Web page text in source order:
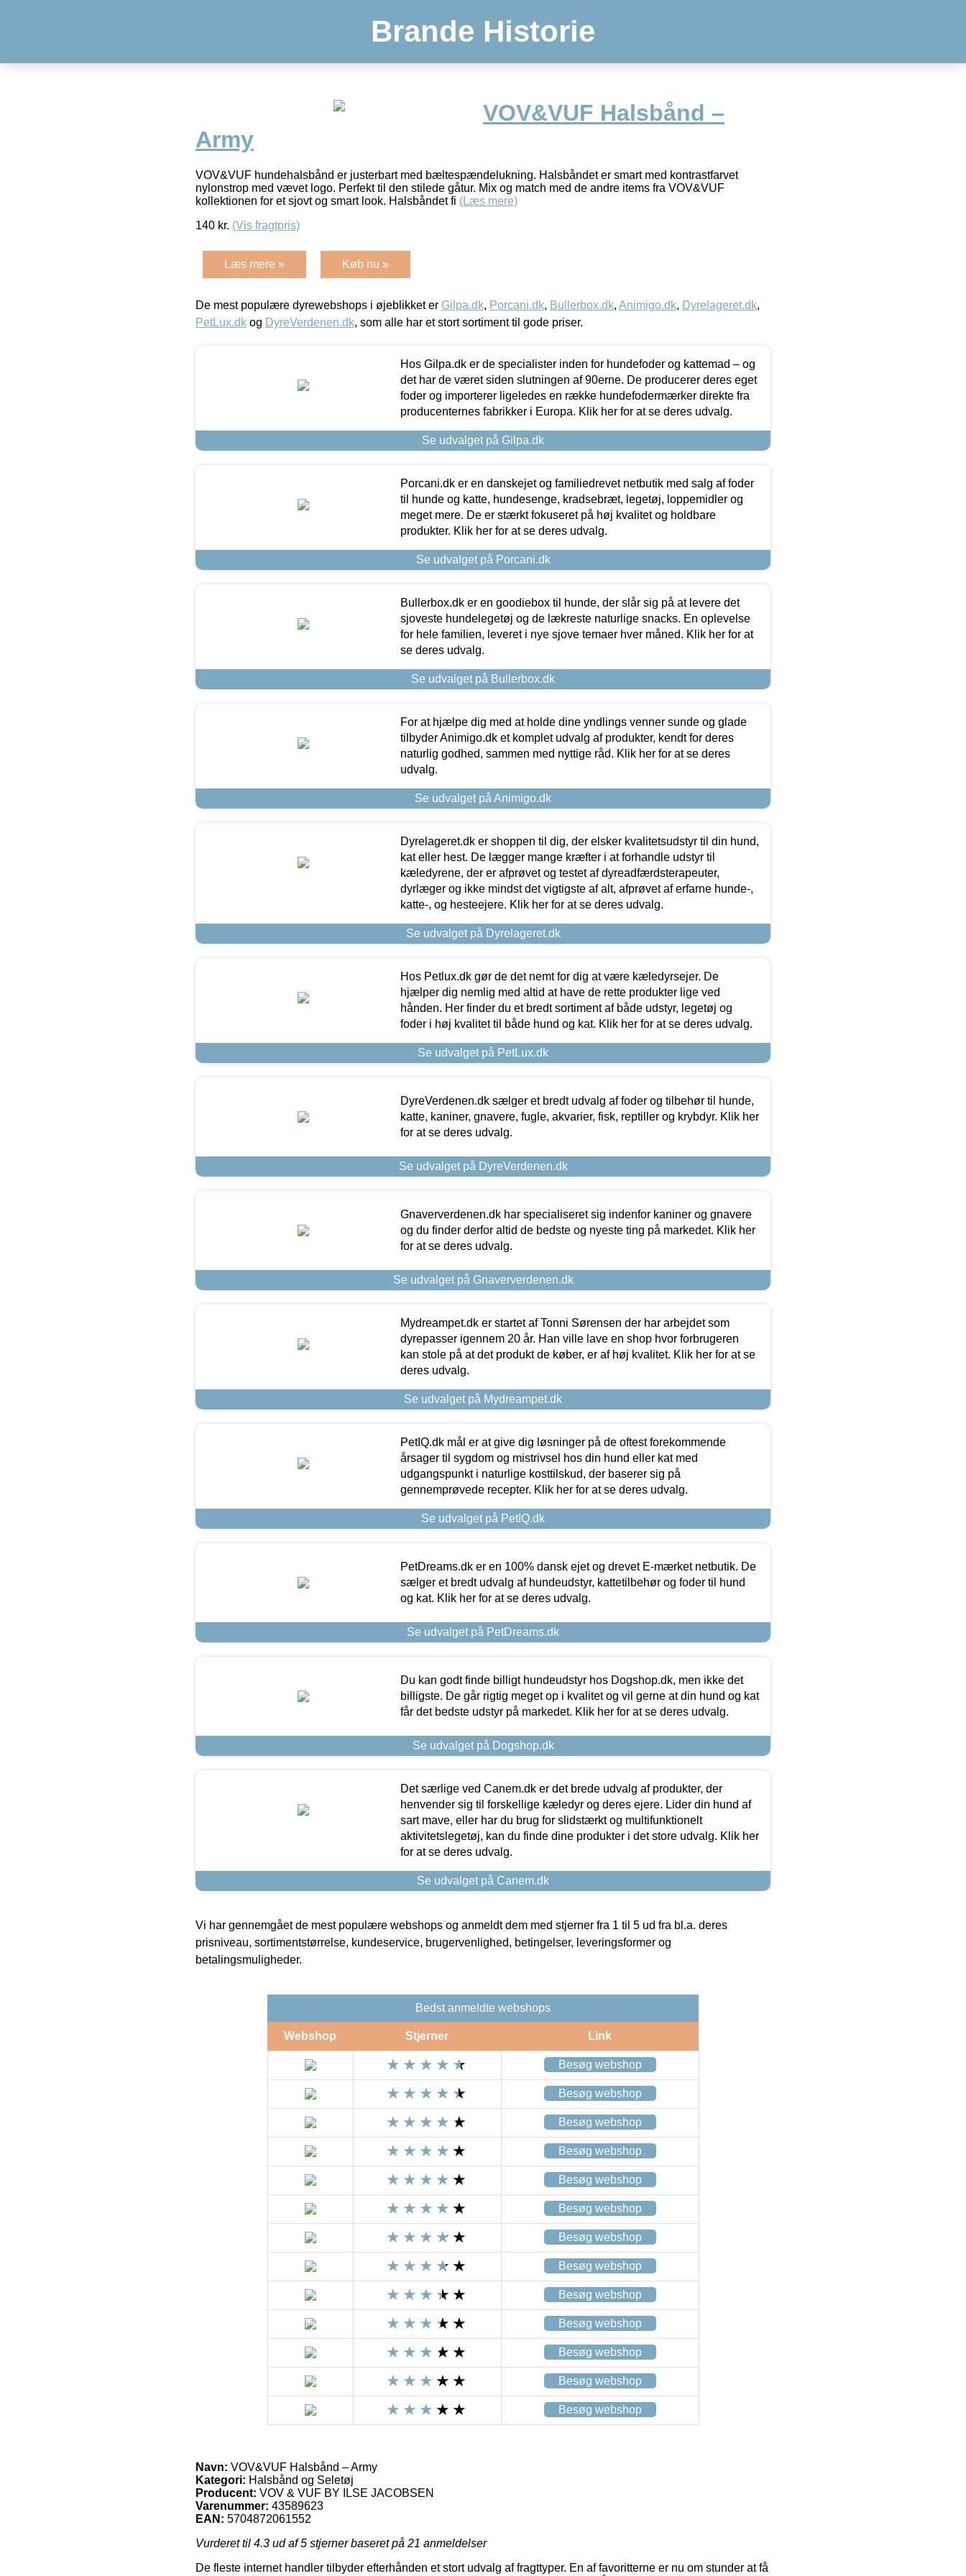
Brande Historie
VOV&VUF Halsbånd –
Army
VOV&VUF hundehalsbånd er justerbart med bæltespændelukning. Halsbåndet er smart med kontrastfarvet
nylonstrop med vævet logo. Perfekt til den stilede gåtur. Mix og match med de andre items fra VOV&VUF
kollektionen for et sjovt og smart look. Halsbåndet fi (Læs mere)
140 kr. (Vis fragtpris)
Læs mere » Køb nu »
De mest populære dyrewebshops i øjeblikket er Gilpa.dk, Porcani.dk, Bullerbox.dk, Animigo.dk, Dyrelageret.dk,
PetLux.dk og DyreVerdenen.dk, som alle har et stort sortiment til gode priser.
Hos Gilpa.dk er de specialister inden for hundefoder og kattemad – og
det har de været siden slutningen af 90erne. De producerer deres eget
foder og importerer ligeledes en række hundefodermærker direkte fra
producenternes fabrikker i Europa. Klik her for at se deres udvalg.
Se udvalget på Gilpa.dk
Porcani.dk er en danskejet og familiedrevet netbutik med salg af foder
til hunde og katte, hundesenge, kradsebræt, legetøj, loppemidler og
meget mere. De er stærkt fokuseret på høj kvalitet og holdbare
produkter. Klik her for at se deres udvalg.
Se udvalget på Porcani.dk
Bullerbox.dk er en goodiebox til hunde, der slår sig på at levere det
sjoveste hundelegetøj og de lækreste naturlige snacks. En oplevelse
for hele familien, leveret i nye sjove temaer hver måned. Klik her for at
se deres udvalg.
Se udvalget på Bullerbox.dk
For at hjælpe dig med at holde dine yndlings venner sunde og glade
tilbyder Animigo.dk et komplet udvalg af produkter, kendt for deres
naturlig godhed, sammen med nyttige råd. Klik her for at se deres
udvalg.
Se udvalget på Animigo.dk
Dyrelageret.dk er shoppen til dig, der elsker kvalitetsudstyr til din hund,
kat eller hest. De lægger mange kræfter i at forhandle udstyr til
kæledyrene, der er afprøvet og testet af dyreadfærdsterapeuter,
dyrlæger og ikke mindst det vigtigste af alt, afprøvet af erfarne hunde-,
katte-, og hesteejere. Klik her for at se deres udvalg.
Se udvalget på Dyrelageret.dk
Hos Petlux.dk gør de det nemt for dig at være kæledyrsejer. De
hjælper dig nemlig med altid at have de rette produkter lige ved
hånden. Her finder du et bredt sortiment af både udstyr, legetøj og
foder i høj kvalitet til både hund og kat. Klik her for at se deres udvalg.
Se udvalget på PetLux.dk
DyreVerdenen.dk sælger et bredt udvalg af foder og tilbehør til hunde,
katte, kaniner, gnavere, fugle, akvarier, fisk, reptiller og krybdyr. Klik her
for at se deres udvalg.
Se udvalget på DyreVerdenen.dk
Gnaververdenen.dk har specialiseret sig indenfor kaniner og gnavere
og du finder derfor altid de bedste og nyeste ting på markedet. Klik her
for at se deres udvalg.
Se udvalget på Gnaververdenen.dk
Mydreampet.dk er startet af Tonni Sørensen der har arbejdet som
dyrepasser igennem 20 år. Han ville lave en shop hvor forbrugeren
kan stole på at det produkt de køber, er af høj kvalitet. Klik her for at se
deres udvalg.
Se udvalget på Mydreampet.dk
PetIQ.dk mål er at give dig løsninger på de oftest forekommende
årsager til sygdom og mistrivsel hos din hund eller kat med
udgangspunkt i naturlige kosttilskud, der baserer sig på
gennemprøvede recepter. Klik her for at se deres udvalg.
Se udvalget på PetIQ.dk
PetDreams.dk er en 100% dansk ejet og drevet E-mærket netbutik. De
sælger et bredt udvalg af hundeudstyr, kattetilbehør og foder til hund
og kat. Klik her for at se deres udvalg.
Se udvalget på PetDreams.dk
Du kan godt finde billigt hundeudstyr hos Dogshop.dk, men ikke det
billigste. De går rigtig meget op i kvalitet og vil gerne at din hund og kat
får det bedste udstyr på markedet. Klik her for at se deres udvalg.
Se udvalget på Dogshop.dk
Det særlige ved Canem.dk er det brede udvalg af produkter, der
henvender sig til forskellige kæledyr og deres ejere. Lider din hund af
sart mave, eller har du brug for slidstærkt og multifunktionelt
aktivitetslegetøj, kan du finde dine produkter i det store udvalg. Klik her
for at se deres udvalg.
Se udvalget på Canem.dk
Vi har gennemgået de mest populære webshops og anmeldt dem med stjerner fra 1 til 5 ud fra bl.a. deres
prisniveau, sortimentstørrelse, kundeservice, brugervenlighed, betingelser, leveringsformer og
betalingsmuligheder.
Bedst anmeldte webshops
Webshop Stjerner Link
Besøg webshop
Besøg webshop
Besøg webshop
Besøg webshop
Besøg webshop
Besøg webshop
Besøg webshop
Besøg webshop
Besøg webshop
Besøg webshop
Besøg webshop
Besøg webshop
Besøg webshop
Navn: VOV&VUF Halsbånd – Army
Kategori: Halsbånd og Seletøj
Producent: VOV & VUF BY ILSE JACOBSEN
Varenummer: 43589623
EAN: 5704872061552
Vurderet til 4.3 ud af 5 stjerner baseret på 21 anmeldelser
De fleste internet handler tilbyder efterhånden et stort udvalg af fragttyper. En af favoritterne er nu om stunder at få